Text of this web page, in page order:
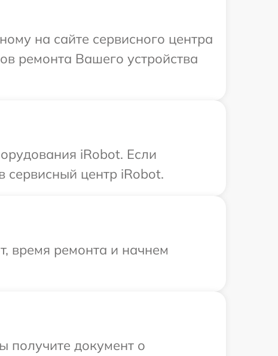
на сайте сервисного центра
ремонта Вашего устройства
iRobot. Если
сервисный центр iRobot.
время ремонта и начнем
получите документ о